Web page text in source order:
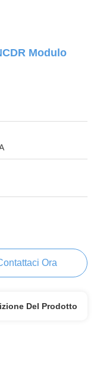
Modulo
Ora
Del Prodotto